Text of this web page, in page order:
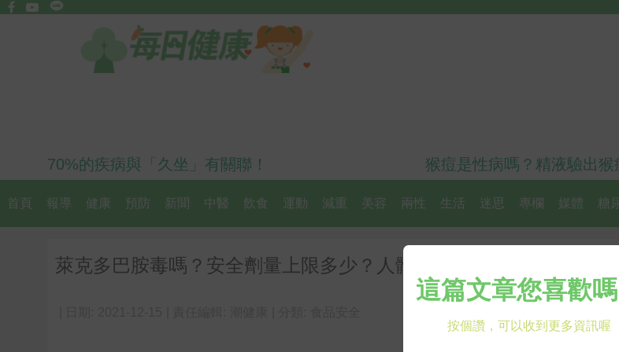
70%的疾病與「久坐」有關聯！ 猴痘是性病嗎？精液驗出猴
首頁 報導 健康 預防 新聞 中醫 飲食 運動 減重 美容 兩性 生活 迷思 專欄 媒體 糖
萊克多巴胺毒嗎？安全劑量上限多少？人體是否能代謝？專家曝真相